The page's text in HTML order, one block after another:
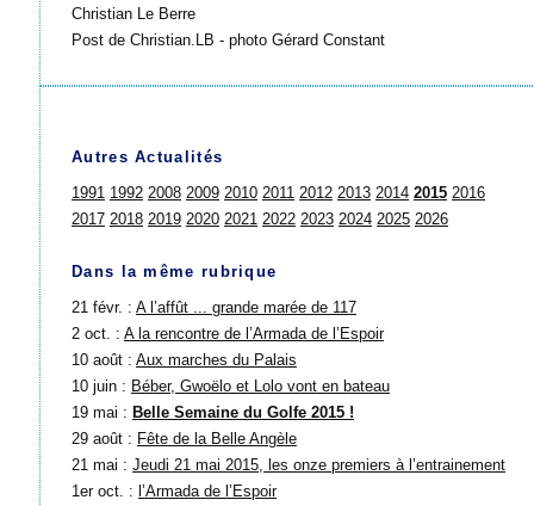
Christian Le Berre
Post de Christian.LB - photo Gérard Constant
Autres Actualités
1991 1992 2008 2009 2010 2011 2012 2013 2014 2015 2016
2017 2018 2019 2020 2021 2022 2023 2024 2025 2026
Dans la même rubrique
21 févr. : A l’affût ... grande marée de 117
2 oct. : A la rencontre de l’Armada de l’Espoir
10 août : Aux marches du Palais
10 juin : Béber, Gwoëlo et Lolo vont en bateau
19 mai : Belle Semaine du Golfe 2015 !
29 août : Fête de la Belle Angèle
21 mai : Jeudi 21 mai 2015, les onze premiers à l’entrainement
1er oct. : l’Armada de l’Espoir